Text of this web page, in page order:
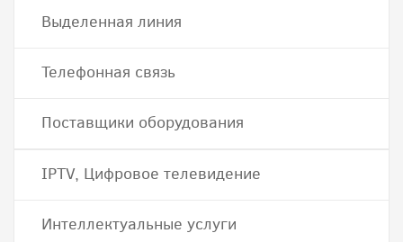
Выделенная линия
Телефонная связь
Поставщики оборудования
IPTV, Цифровое телевидение
Интеллектуальные услуги